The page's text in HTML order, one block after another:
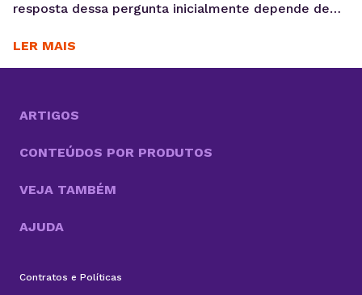
resposta dessa pergunta inicialmente depende de
seu cadastro e divulgar seu link. Até aí você chegou
LER MAIS
ARTIGOS
CONTEÚDOS POR PRODUTOS
VEJA TAMBÉM
AJUDA
Contratos e Políticas